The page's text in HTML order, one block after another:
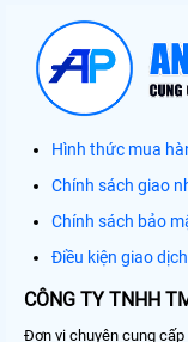
Hình thức mua
Chính sách giao
Chính sách bảo
Điều kiện giao
CÔNG TY TNHH
Đơn vị chuyên cung